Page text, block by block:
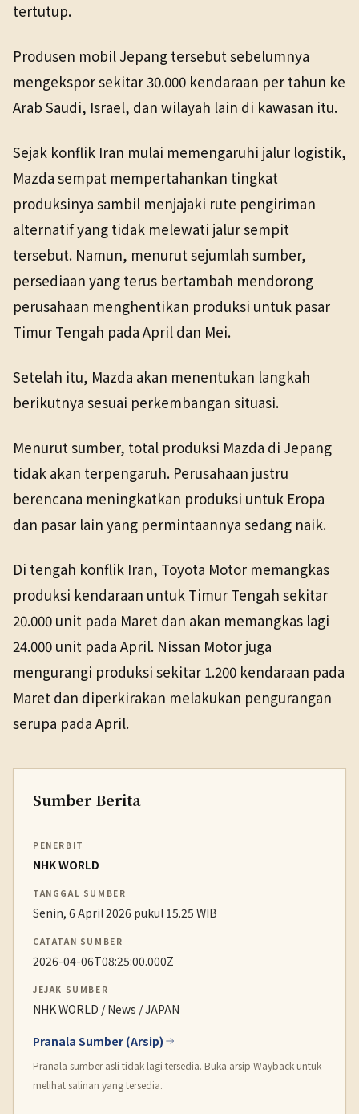
tertutup.
Produsen mobil Jepang tersebut sebelumnya
mengekspor sekitar 30.000 kendaraan per tahun ke
Arab Saudi, Israel, dan wilayah lain di kawasan itu.
Sejak konflik Iran mulai memengaruhi jalur logistik,
Mazda sempat mempertahankan tingkat
produksinya sambil menjajaki rute pengiriman
alternatif yang tidak melewati jalur sempit
tersebut. Namun, menurut sejumlah sumber,
persediaan yang terus bertambah mendorong
perusahaan menghentikan produksi untuk pasar
Timur Tengah pada April dan Mei.
Setelah itu, Mazda akan menentukan langkah
berikutnya sesuai perkembangan situasi.
Menurut sumber, total produksi Mazda di Jepang
tidak akan terpengaruh. Perusahaan justru
berencana meningkatkan produksi untuk Eropa
dan pasar lain yang permintaannya sedang naik.
Di tengah konflik Iran, Toyota Motor memangkas
produksi kendaraan untuk Timur Tengah sekitar
20.000 unit pada Maret dan akan memangkas lagi
24.000 unit pada April. Nissan Motor juga
mengurangi produksi sekitar 1.200 kendaraan pada
Maret dan diperkirakan melakukan pengurangan
serupa pada April.
Sumber Berita
PENERBIT
NHK WORLD
TANGGAL SUMBER
Senin, 6 April 2026 pukul 15.25 WIB
CATATAN SUMBER
2026-04-06T08:25:00.000Z
JEJAK SUMBER
NHK WORLD / News / JAPAN
Pranala Sumber (Arsip)
Pranala sumber asli tidak lagi tersedia. Buka arsip Wayback untuk
melihat salinan yang tersedia.